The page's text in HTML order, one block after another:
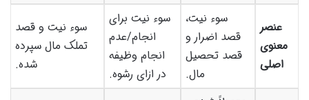
عنصر
معنوی
اصلی
سوء نیت،
قصد اضرار و
قصد تحصیل
مال.
سوء نیت برای
انجام/عدم
انجام وظیفه
در ازای رشوه.
سوء نیت و قصد
تملک مال سپرده
شده.